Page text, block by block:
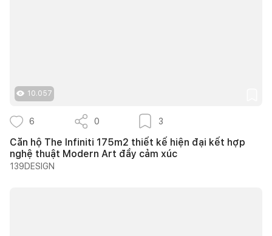
10.057
6 0 3
Căn hộ The Infiniti 175m2 thiết kế hiện đại kết hợp
nghệ thuật Modern Art đầy cảm xúc
139DESIGN